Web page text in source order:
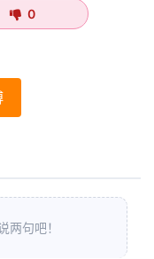
0
两句吧！